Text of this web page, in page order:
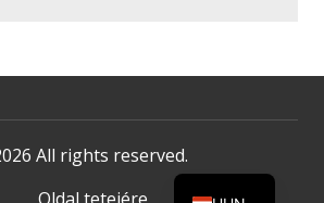
All rights reserved.